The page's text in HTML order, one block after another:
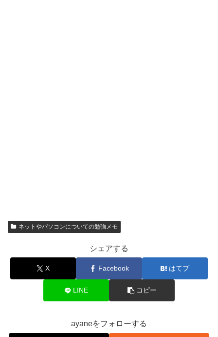
ネットやパソコンについての勉強メモ
シェアする
X Facebook はてブ
LINE コピー
ayaneをフォローする